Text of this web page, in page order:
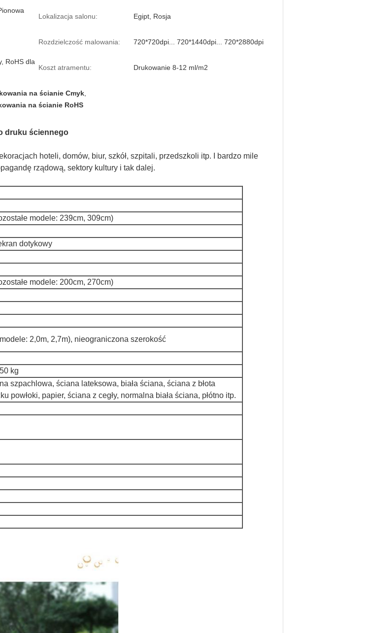
Lokalizacja salonu: Egipt, Rosja
Rozdzielczość malowania: 720*720dpi... 720*1440dpi... 720*2880dpi
RoHS dla
Koszt atramentu: Drukowanie 8-12 ml/m2
na ścianie Cmyk
na ścianie RoHS
druku ściennego
hoteli, domów, biur, szkół, szpitali, przedszkoli itp. I bardzo mile
rządową, sektory kultury i tak dalej.
modele: 239cm, 309cm)
dotykowy
modele: 200cm, 270cm)
2,0m, 2,7m), nieograniczona szerokość
kg
szpachlowa, ściana lateksowa, biała ściana, ściana z błota
powłoki, papier, ściana z cegły, normalna biała ściana, płótno itp.